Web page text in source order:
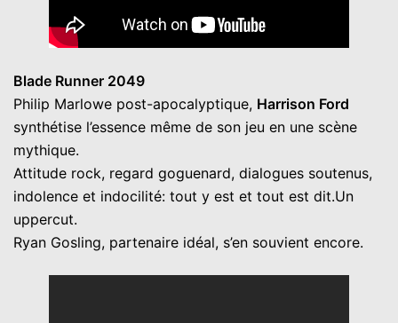
Blade Runner 2049
Philip Marlowe post-apocalyptique, Harrison Ford
synthétise l’essence même de son jeu en une scène
mythique.
Attitude rock, regard goguenard, dialogues soutenus,
indolence et indocilité: tout y est et tout est dit.Un
uppercut.
Ryan Gosling, partenaire idéal, s’en souvient encore.